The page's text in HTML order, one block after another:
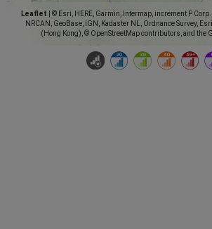
Leaflet
© Esri, HERE, Garmin, Intermap, increment P Corp.,
NRCAN, GeoBase, IGN, Kadaster NL, Ordnance Survey,
(Hong Kong), © OpenStreetMap contributors, and the